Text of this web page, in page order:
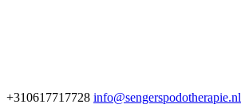
+310617717728 info@sengerspodotherapie.nl